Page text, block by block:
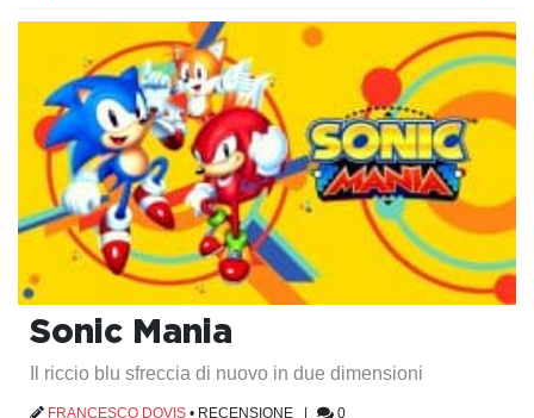
Sonic Mania
Il riccio blu sfreccia di nuovo in due dimensioni
FRANCESCO DOVIS • RECENSIONE 0